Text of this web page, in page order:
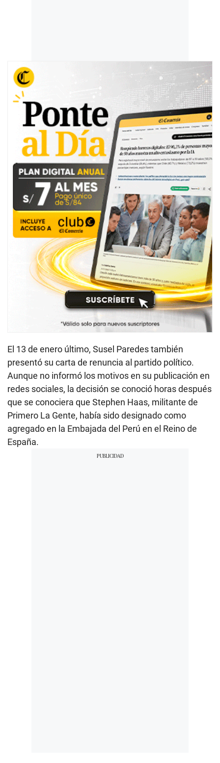
El 13 de enero último, Susel Paredes también
presentó su carta de renuncia al partido político.
Aunque no informó los motivos en su publicación en
redes sociales, la decisión se conoció horas después
que se conociera que Stephen Haas, militante de
Primero La Gente, había sido designado como
agregado en la Embajada del Perú en el Reino de
España.